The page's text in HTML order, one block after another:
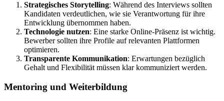
Strategisches Storytelling: Während des Interviews sollten
Kandidaten verdeutlichen, wie sie Verantwortung für ihre
Entwicklung übernommen haben.
Technologie nutzen: Eine starke Online-Präsenz ist wichtig.
Bewerber sollten ihre Profile auf relevanten Plattformen
optimieren.
Transparente Kommunikation: Erwartungen bezüglich
Gehalt und Flexibilität müssen klar kommuniziert werden.
Mentoring und Weiterbildung